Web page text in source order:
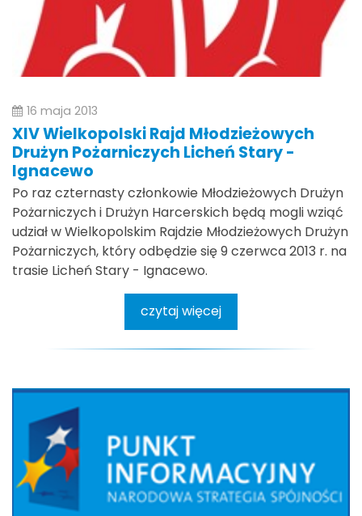
16 maja 2013
XIV Wielkopolski Rajd Młodzieżowych
Drużyn Pożarniczych Licheń Stary -
Ignacewo
Po raz czternasty członkowie Młodzieżowych Drużyn
Pożarniczych i Drużyn Harcerskich będą mogli wziąć
udział w Wielkopolskim Rajdzie Młodzieżowych Drużyn
Pożarniczych, który odbędzie się 9 czerwca 2013 r. na
trasie Licheń Stary - Ignacewo.
czytaj więcej